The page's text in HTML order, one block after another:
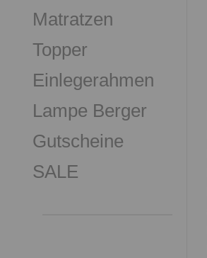
Matratzen
Topper
Einlegerahmen
Lampe Berger
Gutscheine
SALE